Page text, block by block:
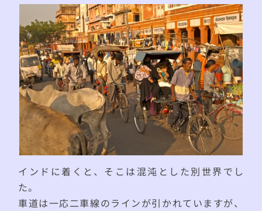
インドに着くと、そこは混沌とした別世界でし
た。
車道は一応二車線のラインが引かれていますが、